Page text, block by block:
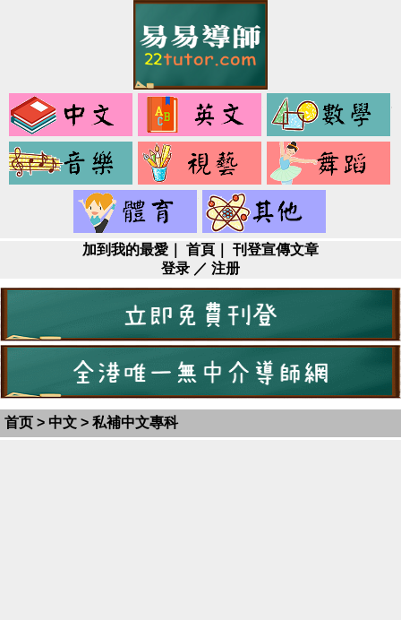
中
文
音
藝
健
身
加到我的最愛 首頁
刊登宣傳文章
登录 ／ 注册
首页 > 中文 > 私補中文專科